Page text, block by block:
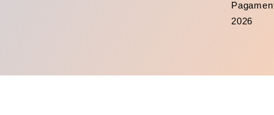
2026